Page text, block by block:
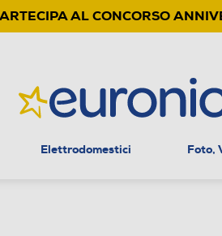
AL CONCORSO
Elettrodomestici Foto,